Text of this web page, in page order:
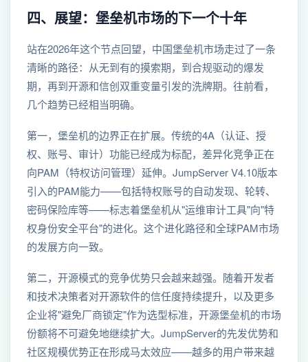
四、展望：堡垒机市场的下一个十年
站在2026年这个节点回望，中国堡垒机市场走过了一条
清晰的路径：从无到有的摸索期，到合规驱动的爆发
期，再到开源和信创双重变量引发的洗牌期。往前看，
几个趋势已经相当明确。
第一，堡垒机的边界正在扩展。传统的4A（认证、授
权、账号、审计）功能已经成为标配，差异化竞争正在
向PAM（特权访问管理）延伸。JumpServer V4.10版本
引入的PAM能力——包括特权账号的自动发现、轮转、
密码保险库等——标志着堡垒机从"运维审计工具"向"特
权身份安全平台"的进化。这个进化路径和全球PAM市场
的发展方向一致。
第二，开源模式的竞争优势只会越来越强。随着开发者
和技术决策者对开源软件的信任度持续提升，以及更多
企业将"避免厂商锁定"作为选型标准，开源堡垒机的市场
份额将不可避免地继续扩大。JumpServer的先发优势和
社区规模优势正在形成马太效应——越多的用户带来越